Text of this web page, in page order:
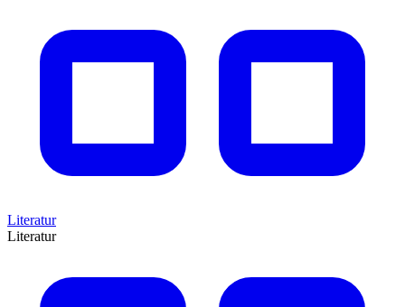
Literatur
Literatur